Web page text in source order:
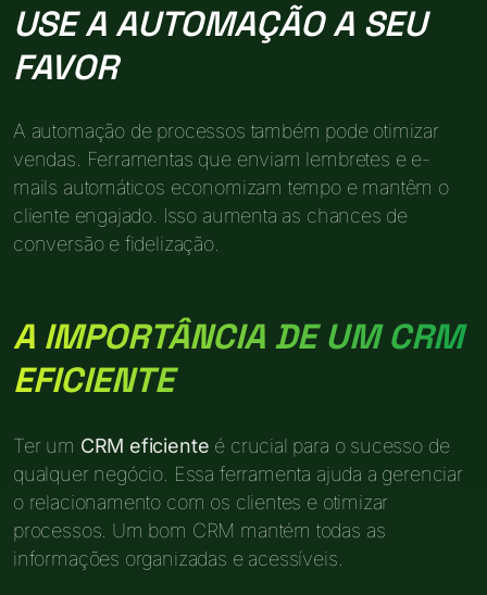
USE A AUTOMAÇÃO A SEU
FAVOR
A automação de processos também pode otimizar
vendas. Ferramentas que enviam lembretes e e-
mails automáticos economizam tempo e mantêm o
cliente engajado. Isso aumenta as chances de
conversão e fidelização.
A IMPORTÂNCIA DE UM CRM
EFICIENTE
Ter um CRM eficiente é crucial para o sucesso de
qualquer negócio. Essa ferramenta ajuda a gerenciar
o relacionamento com os clientes e otimizar
processos. Um bom CRM mantém todas as
informações organizadas e acessíveis.